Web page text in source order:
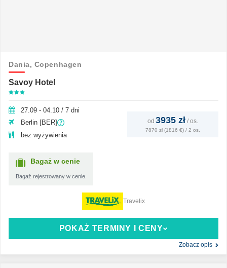
Dania, Copenhagen
Savoy Hotel
27.09 - 04.10 / 7 dni
Berlin [BER]
bez wyżywienia
Bagaż w cenie
Bagaż rejestrowany w cenie.
od 3935 zł / os.
7870 zł (1816 €) / 2 os.
POKAŻ TERMINY I CENY
Zobacz opis
Travelix